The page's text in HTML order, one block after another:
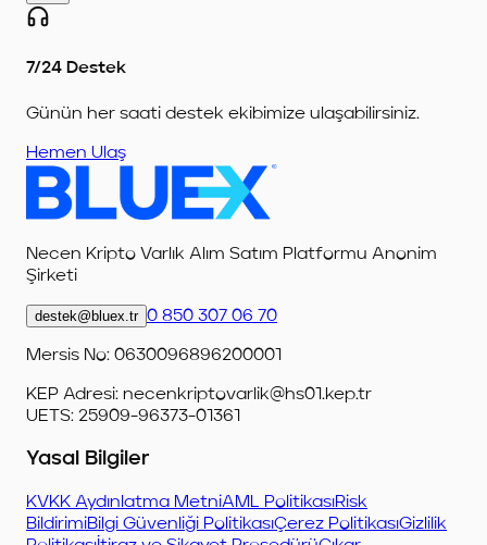
7/24 Destek
Günün her saati destek ekibimize ulaşabilirsiniz.
Hemen Ulaş
Necen Kripto Varlık Alım Satım Platformu Anonim
Şirketi
destek@bluex.tr 0 850 307 06 70
Mersis No: 0630096896200001
KEP Adresi: necenkriptovarlik@hs01.kep.tr
UETS: 25909-96373-01361
Yasal Bilgiler
KVKK Aydınlatma MetniAML PolitikasıRisk
BildirimiBilgi Güvenliği PolitikasıÇerez PolitikasıGizlilik